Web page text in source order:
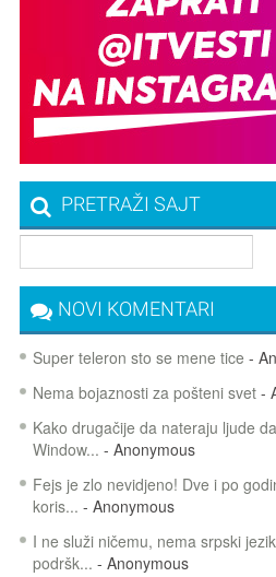
PRETRAŽI SAJT
NOVI KOMENTARI
Super teleron sto se mene tice -
Nema bojaznosti za pošteni svet-
Kako drugačije da nateraju ljude
Window... - Anonymous
Fejs je zlo nevidjeno! Dve i po
koris... - Anonymous
I ne služi ničemu, nema srpski
podršk... - Anonymous